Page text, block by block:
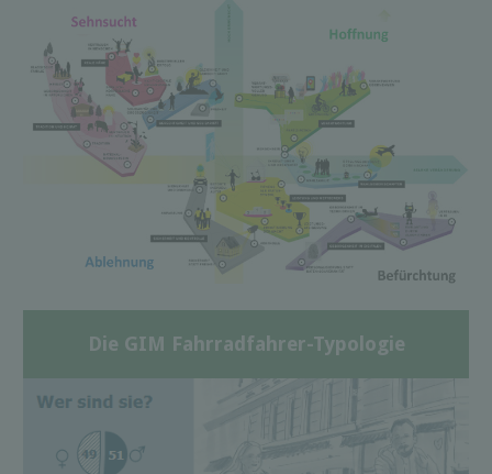
Die GIM Fahrradfahrer-Typologie